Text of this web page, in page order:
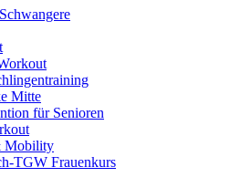
Mitte
für Senioren
Mobility
TGW Frauenkurs